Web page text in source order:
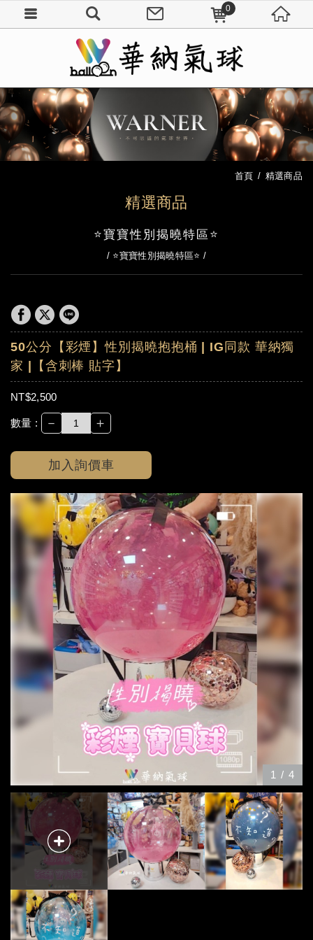
精選商品
首頁 精選商品
⭐寶寶性別揭曉特區⭐
⭐寶寶性別揭曉特區⭐
50公分【彩煙】性別揭曉抱抱桶 | IG同款 華納獨
家 |【含刺棒 貼字】
NT$2,500
數量 : － ＋
加入詢價車
1 / 4
0